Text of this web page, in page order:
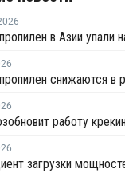
снижаются в